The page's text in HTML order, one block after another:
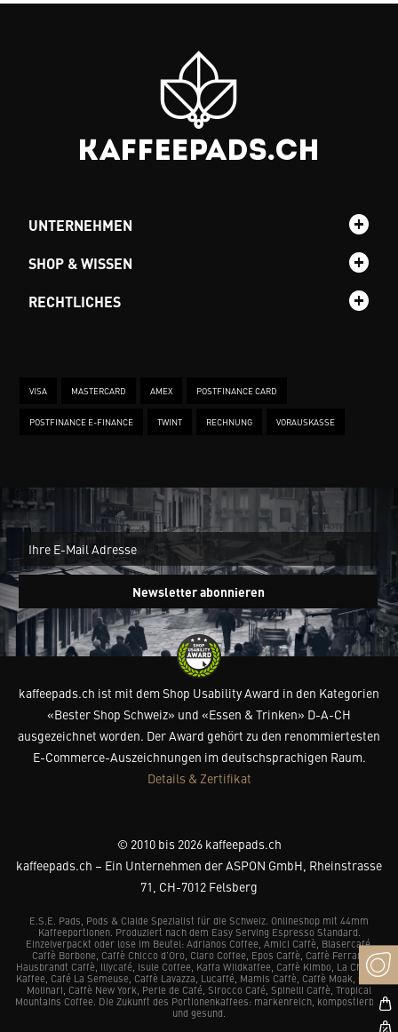
UNTERNEHMEN
SHOP & WISSEN
RECHTLICHES
VISA MASTERCARD AMEX POSTFINANCE CARD
POSTFINANCE E-FINANCE TWINT RECHNUNG VORAUSKASSE
Newsletter abonnieren
kaffeepads.ch ist mit dem Shop Usability Award in den Kategorien
«Bester Shop Schweiz» und «Essen & Trinken» D-A-CH
ausgezeichnet worden. Der Award gehört zu den renommiertesten
E-Commerce-Auszeichnungen im deutschsprachigen Raum.
Details & Zertifikat
© 2010 bis 2026 kaffeepads.ch
kaffeepads.ch – Ein Unternehmen der ASPON GmbH, Rheinstrasse
71, CH-7012 Felsberg
E.S.E. Pads, Pods & Cialde Spezialist für die Schweiz. Onlineshop mit 44mm
Kaffeeportionen. Produziert nach dem Easy Serving Espresso Standard.
Einzelverpackt oder lose im Beutel: Adrianos Coffee, Amici Caffè, Blasercafé,
Caffè Borbone, Caffè Chicco d’Oro, Claro Coffee, Epos Caffè, Caffè Ferrari,
Hausbrandt Caffè, Illycafé, Isule Coffee, Kaffa Wildkaffee, Caffè Kimbo, La Chacra
Kaffee, Café La Semeuse, Caffè Lavazza, Lucaffé, Mamis Caffè, Caffè Moak, Caffè
Molinari, Caffè New York, Perle de Café, Sirocco Café, Spinelli Caffè, Tropical
Mountains Coffee. Die Zukunft des Portionenkaffees: markenreich, kompostierbar
und gesund.